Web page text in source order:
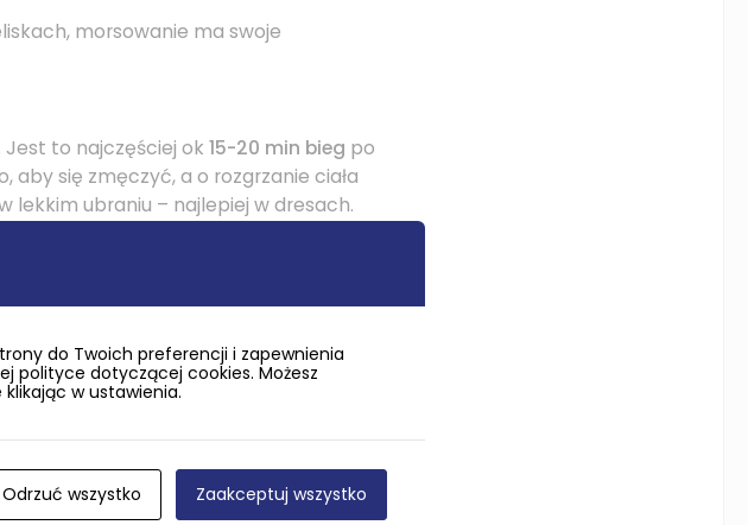
morsowanie ma swoje
. Jest to najczęściej ok 15-20 min bieg po
aby się zmęczyć, a o rozgrzanie ciała
lekkim ubraniu – najlepiej w dresach.
ten może się wydłużyć wraz z ilością
osuszyć ciało, a chęć powtórzenia
w celu uzyskania odpowiedniej
do Twoich preferencji i zapewnienia
polityce dotyczącej cookies. Możesz
w ustawienia.
Odrzuć wszystko Zaakceptuj wszystko